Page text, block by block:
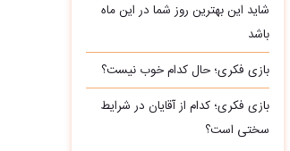
شاید این بهترین روز شما در این ماه
باشد
بازی فکری؛ حال کدام خوب نیست؟
بازی فکری؛ کدام از آقایان در شرایط
سختی است؟